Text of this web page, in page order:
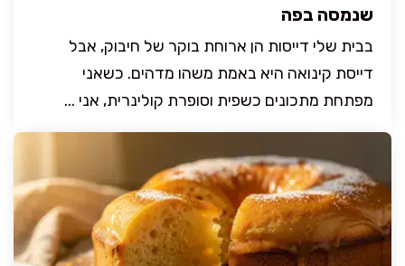
שנמסה בפה
בבית שלי דייסות הן ארוחת בוקר של חיבוק, אבל
דייסת קינואה היא באמת משהו מדהים. כשאני
מפתחת מתכונים כשפית וסופרת קולינרית, אני ...